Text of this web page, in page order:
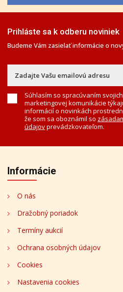
Prihláste sa k odberu noviniek
Budeme Vám zasielať informácie o
Súhlasím so spracúvaním
marketingovej komunikácie
informácií o novinkách
že som sa oboznámil so
údajovprevádzkovateľom.
Informácie
O nás
Dražobný poriadok
Termíny aukcií
Ochrana osobných údajov
Cookies
Nastavenia cookies